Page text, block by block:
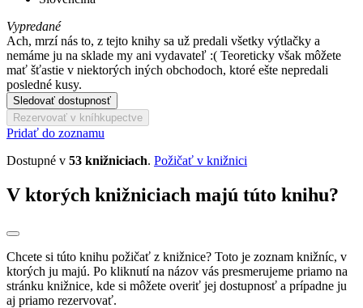
Vypredané
Ach, mrzí nás to, z tejto knihy sa už predali všetky výtlačky a
nemáme ju na sklade my ani vydavateľ :( Teoreticky však môžete
mať šťastie v niektorých iných obchodoch, ktoré ešte nepredali
posledné kusy.
Sledovať dostupnosť
Rezervovať v kníhkupectve
Pridať do zoznamu
Dostupné v 53 knižniciach. Požičať v knižnici
V ktorých knižniciach majú túto knihu?
Chcete si túto knihu požičať z knižnice? Toto je zoznam knižníc, v
ktorých ju majú. Po kliknutí na názov vás presmerujeme priamo na
stránku knižnice, kde si môžete overiť jej dostupnosť a prípadne ju
aj priamo rezervovať.